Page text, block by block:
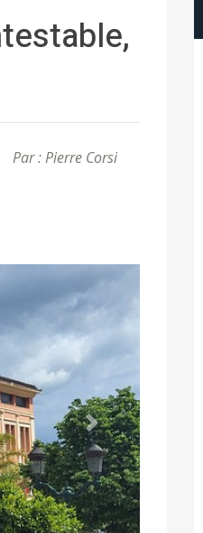
Par : Pierre Corsi
Suivant